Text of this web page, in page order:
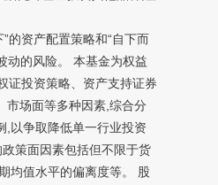
资产配置策略和“自下而
动的风险。 本基金为权益
证投资策略、资产支持证券
市场面等多种因素,综合分
,以争取降低单一行业投资
策面因素包括但不限于货
均值水平的偏离度等。 股